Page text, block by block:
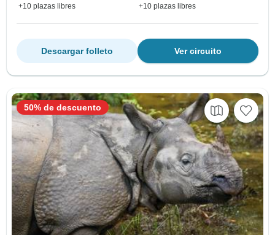
+10 plazas libres +10 plazas libres
Ver circuito
Descargar folleto
50% de descuento